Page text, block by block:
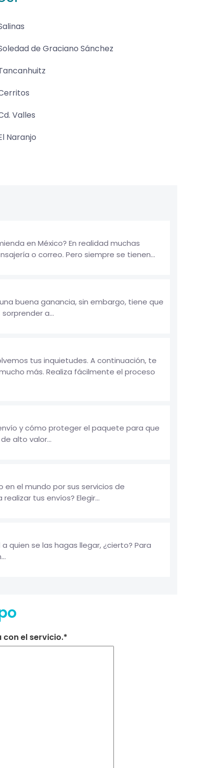
de Graciano Sánchez
Valles
Naranjo
en México? En realidad muchas
o correo. Pero siempre se tienen...
buena ganancia, sin embargo, tiene que
a...
tus inquietudes. A continuación, te
más. Realiza fácilmente el proceso
y cómo proteger el paquete para que
alto valor...
en el mundo por sus servicios de
tus envíos? Elegir...
quien se las hagas llegar, ¿cierto? Para
el servicio.*